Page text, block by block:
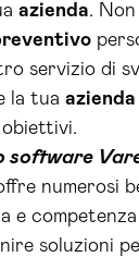
azienda.
servizio di
la tua azienda
software
numerosi
e
soluzioni